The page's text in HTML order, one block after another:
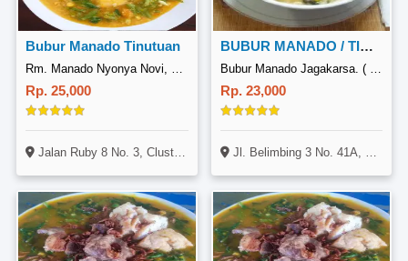
Bubur Manado Tinutuan
Rm. Manado Nyonya Novi, Ruby 8
Rp. 25,000
Jalan Ruby 8 No. 3, Cluster Residence One, Jelupang, Serpong Utara, Tangerang Selatan
BUBUR MANADO / TINUTUAN
Bubur Manado Jagakarsa. ( Semua Masakan Non Msg), Jagakarsa
Rp. 23,000
Jl. Belimbing 3 No. 41A, Jagakarsa, Jakarta